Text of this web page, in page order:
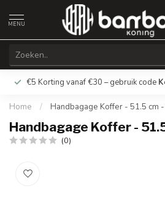
MENU
€5 Korting vanaf €30 – gebruik code
Home / Handbagage Koffer - 51.5 cm
Handbagage Koffer -
(0)